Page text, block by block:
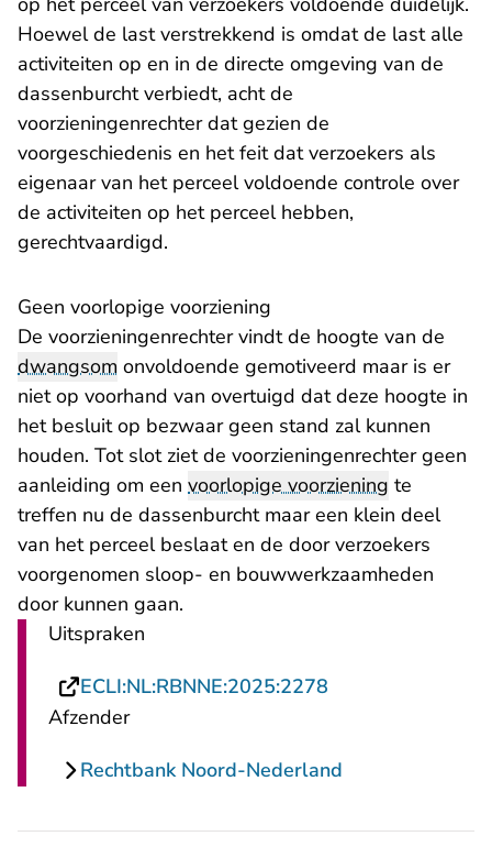
Hoewel de last verstrekkend is omdat de last alle
activiteiten op en in de directe omgeving van de
dassenburcht verbiedt, acht de
voorzieningenrechter dat gezien de
voorgeschiedenis en het feit dat verzoekers als
eigenaar van het perceel voldoende controle over
de activiteiten op het perceel hebben,
gerechtvaardigd.
Geen voorlopige voorziening
De voorzieningenrechter vindt de hoogte van de
dwangsom onvoldoende gemotiveerd maar is er
niet op voorhand van overtuigd dat deze hoogte in
het besluit op bezwaar geen stand zal kunnen
houden. Tot slot ziet de voorzieningenrechter geen
aanleiding om een voorlopige voorziening te
treffen nu de dassenburcht maar een klein deel
van het perceel beslaat en de door verzoekers
voorgenomen sloop- en bouwwerkzaamheden
door kunnen gaan.
Uitspraken
ECLI:NL:RBNNE:2025:2278
Afzender
Rechtbank Noord-Nederland